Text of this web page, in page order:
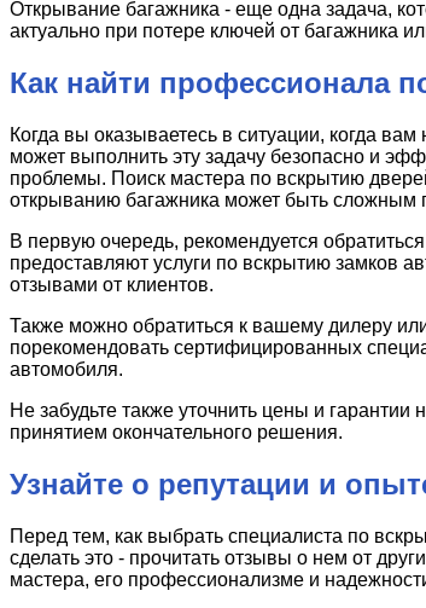
Открывание багажника - еще одна задача,
актуально при потере ключей от багажника
Как найти профессионала
Когда вы оказываетесь в ситуации, когда
может выполнить эту задачу безопасно и
проблемы. Поиск мастера по вскрытию
открыванию багажника может быть сложным
В первую очередь, рекомендуется
предоставляют услуги по вскрытию замков
отзывами от клиентов.
Также можно обратиться к вашему дилеру
порекомендовать сертифицированных
автомобиля.
Не забудьте также уточнить цены и
принятием окончательного решения.
Узнайте о репутации и
Перед тем, как выбрать специалиста по
сделать это - прочитать отзывы о нем от
мастера, его профессионализме и